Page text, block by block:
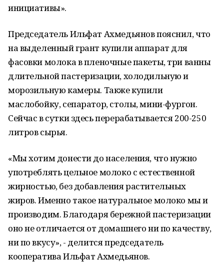
инициативы».
Председатель Ильфат Ахмедьянов пояснил, что
на выделенный грант купили аппарат для
фасовки молока в пленочные пакеты, три ванны
длительной пастеризации, холодильную и
морозильную камеры. Также купили
маслобойку, сепаратор, столы, мини-фургон.
Сейчас в сутки здесь перерабатывается 200-250
литров сырья.
«Мы хотим донести до населения, что нужно
употреблять цельное молоко с естественной
жирностью, без добавления растительных
жиров. Именно такое натуральное молоко мы и
производим. Благодаря бережной пастеризации
оно не отличается от домашнего ни по качеству,
ни по вкусу», - делится председатель
кооператива Ильфат Ахмедьянов.